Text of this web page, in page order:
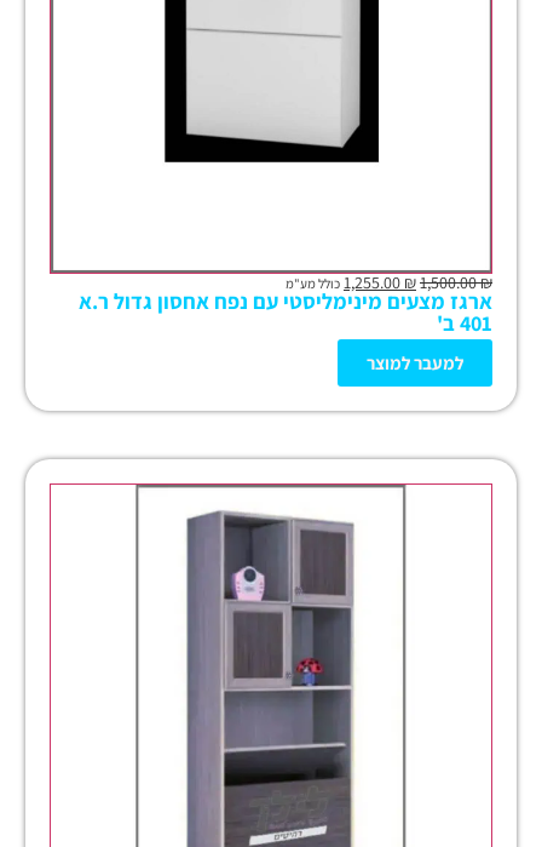
₪
1,500.00
₪ כולל מע"מ
ארגז מצעים מינימליסטי עם נפח אחסון גדול ר.א
401 ב'
למעבר למוצר